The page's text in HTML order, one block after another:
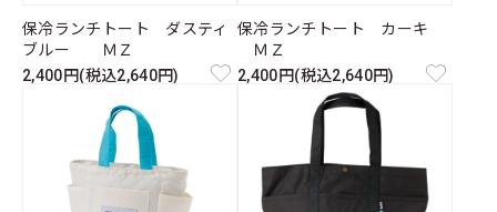
保冷ランチトート ダスティ
ブルー ＭＺ
2,400円(税込2,640円)
保冷ランチトート カーキ
ＭＺ
2,400円(税込2,640円)